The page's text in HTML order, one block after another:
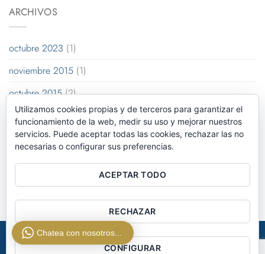
ARCHIVOS
octubre 2023 (1)
noviembre 2015 (1)
octubre 2015(2)
enero 2014(1)
diciembre 2013(2)
agosto 2013(2)
AVISO LEGAL POLÍTICA DE PRIVACIDAD POLÍTICA DE COOKIES
Utilizamos cookies propias y de terceros para garantizar el
funcionamiento de la web, medir su uso y mejorar nuestros
servicios. Puede aceptar todas las cookies, rechazar las no
necesarias o configurar sus preferencias.
ACEPTAR TODO
RECHAZAR
CONFIGURAR
Chatea con nosotros...